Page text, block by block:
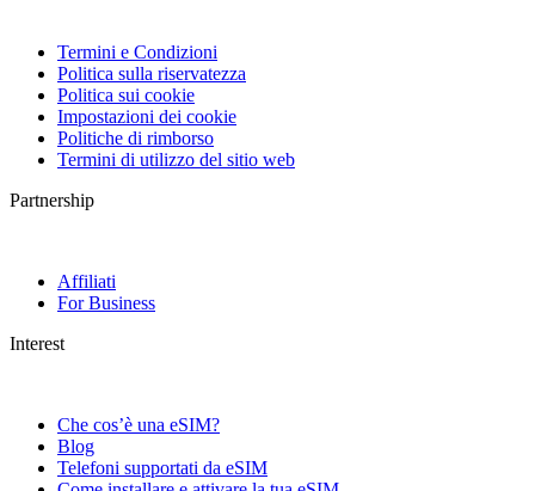
Termini e Condizioni
Politica sulla riservatezza
Politica sui cookie
Impostazioni dei cookie
Politiche di rimborso
Termini di utilizzo del sitio web
Partnership
Affiliati
For Business
Interest
Che cos’è una eSIM?
Blog
Telefoni supportati da eSIM